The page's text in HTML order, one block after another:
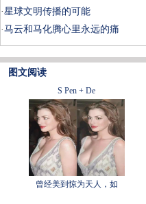
·星球文明传播的可能
·马云和马化腾心里永远的痛
图文阅读
S Pen + De
曾经美到惊为天人，如